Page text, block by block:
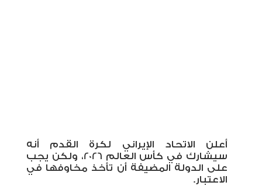
أعلن الاتحاد الإيراني لكرة القدم أنه
سيشارك في كأس العالم 2026، ولكن يجب
على الدولة المضيفة أن تأخذ مخاوفها في
الاعتبار .